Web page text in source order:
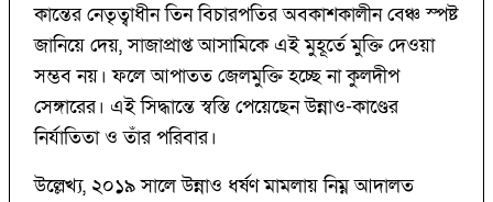
কান্তের নেতৃত্বাধীন তিন বিচারপতির অবকাশকালীন বেঞ্চ স্পষ্ট
জানিয়ে দেয়, সাজাপ্রাপ্ত আসামিকে এই মুহূর্তে মুক্তি দেওয়া
সম্ভব নয়। ফলে আপাতত জেলমুক্তি হচ্ছে না কুলদীপ
সেঙ্গারের। এই সিদ্ধান্তে স্বস্তি পেয়েছেন উন্নাও-কাণ্ডের
নির্যাতিতা ও তাঁর পরিবার।
উল্লেখ্য, ২০১৯ সালে উন্নাও ধর্ষণ মামলায় নিম্ন আদালত